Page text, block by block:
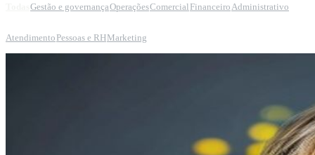
Gestão e governançaOperaçõesComercial Financeiro Administrativo
Atendimento Pessoas e RHMarketing